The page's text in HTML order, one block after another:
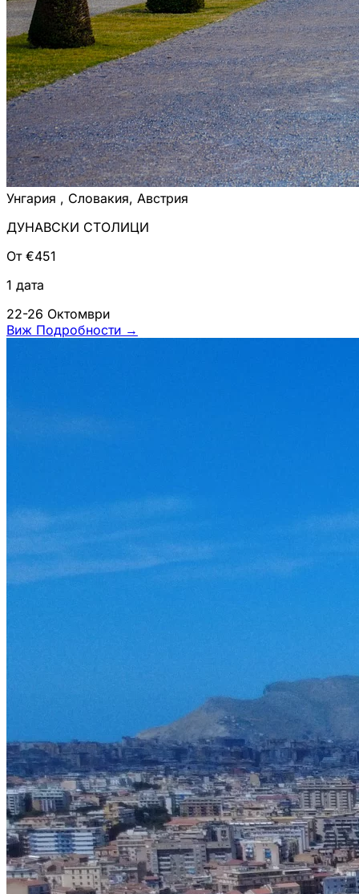
Унгария , Словакия, Австрия
ДУНАВСКИ СТОЛИЦИ
От €451
1 дата
22-26 Октомври
Виж Подробности →